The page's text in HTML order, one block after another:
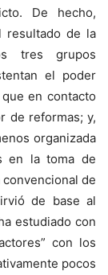
De hecho,
resultado de la
tres grupos
el poder
en contacto
de reformas; y,
organizada
en la toma de
de
de base al
estudiado con
con los
pocos